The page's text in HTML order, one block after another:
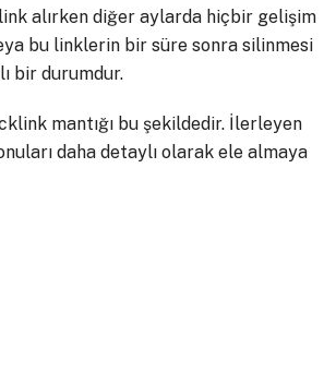
alırken diğer aylarda hiçbir gelişim
bu linklerin bir süre sonra silinmesi
bir durumdur.
mantığı bu şekildedir. İlerleyen
daha detaylı olarak ele almaya